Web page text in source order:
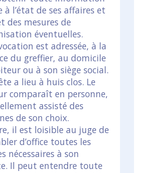
à l’état de ses affaires et
des mesures de
éventuelles.
est adressée, à la
du greffier, au domicile
ou à son siège social.
a lieu à huis clos. Le
comparaît en personne,
assisté des
de son choix.
il est loisible au juge de
d’office toutes les
nécessaires à son
Il peut entendre toute